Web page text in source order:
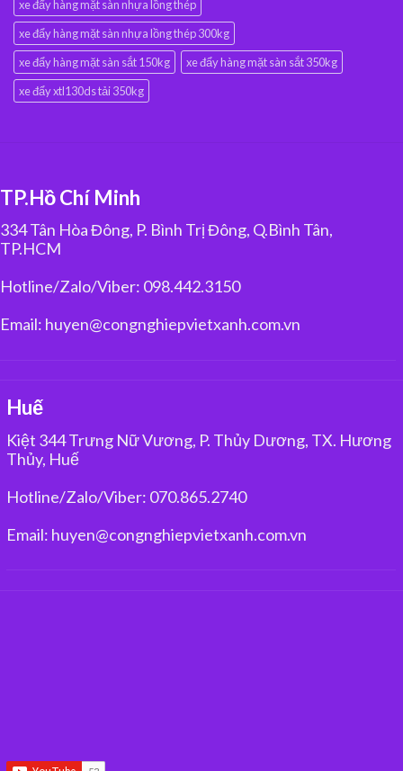
xe đẩy hàng mặt sàn nhựa lồng thép
xe đẩy hàng mặt sàn nhựa lồng thép 300kg
xe đẩy hàng mặt sàn sắt 150kg
xe đẩy hàng mặt sàn sắt 350kg
xe đẩy xtl130ds tải 350kg
TP.Hồ Chí Minh
334 Tân Hòa Đông, P. Bình Trị Đông, Q.Bình Tân,
TP.HCM
Hotline/Zalo/Viber: 098.442.3150
Email: huyen@congnghiepvietxanh.com.vn
Huế
Kiệt 344 Trưng Nữ Vương, P. Thủy Dương, TX. Hương
Thủy, Huế
Hotline/Zalo/Viber: 070.865.2740
Email: huyen@congnghiepvietxanh.com.vn